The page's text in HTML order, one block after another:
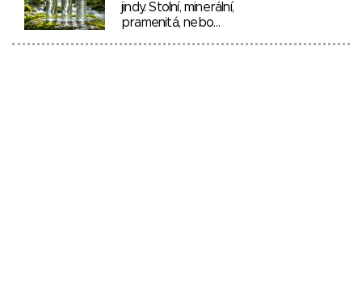
jindy. Stolní, minerální,
pramenitá, nebo…